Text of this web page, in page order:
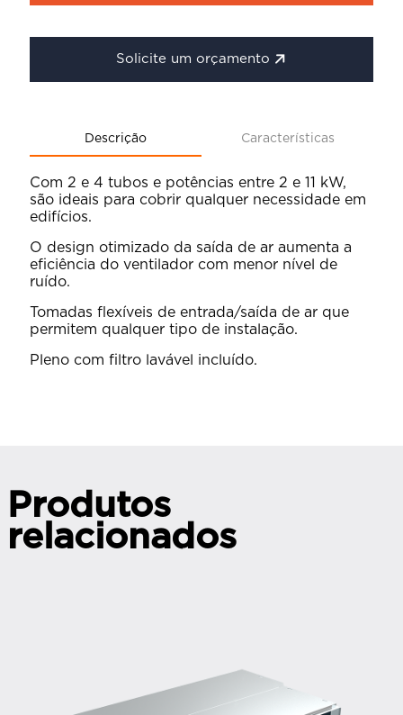
Solicite um orçamento
Descrição Características
Com 2 e 4 tubos e potências entre 2 e 11 kW,
são ideais para cobrir qualquer necessidade em
edifícios.
O design otimizado da saída de ar aumenta a
eficiência do ventilador com menor nível de
ruído.
Tomadas flexíveis de entrada/saída de ar que
permitem qualquer tipo de instalação.
Pleno com filtro lavável incluído.
Produtos
relacionados